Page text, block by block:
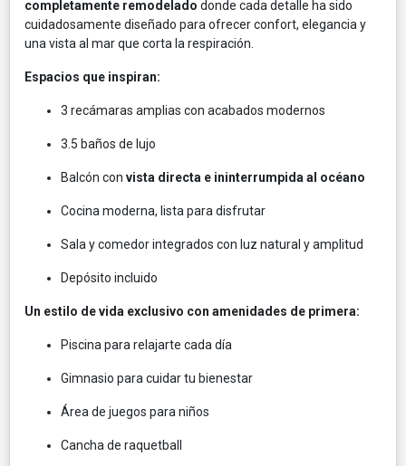
completamente remodelado donde cada detalle ha sido
cuidadosamente diseñado para ofrecer confort, elegancia y
una vista al mar que corta la respiración.
Espacios que inspiran:
3 recámaras amplias con acabados modernos
3.5 baños de lujo
Balcón con vista directa e ininterrumpida al océano
Cocina moderna, lista para disfrutar
Sala y comedor integrados con luz natural y amplitud
Depósito incluido
Un estilo de vida exclusivo con amenidades de primera:
Piscina para relajarte cada día
Gimnasio para cuidar tu bienestar
Área de juegos para niños
Cancha de raquetball